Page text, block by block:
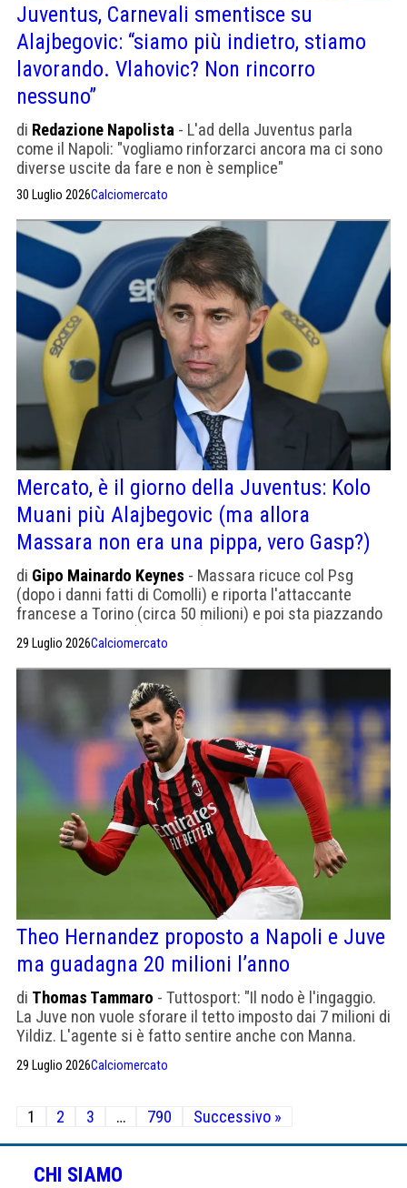
Juventus, Carnevali smentisce su
Alajbegovic: “siamo più indietro, stiamo
lavorando. Vlahovic? Non rincorro
nessuno”
di Redazione Napolista - L'ad della Juventus parla
come il Napoli: "vogliamo rinforzarci ancora ma ci sono
diverse uscite da fare e non è semplice"
30 Luglio 2026Calciomercato
Mercato, è il giorno della Juventus: Kolo
Muani più Alajbegovic (ma allora
Massara non era una pippa, vero Gasp?)
di Gipo Mainardo Keynes - Massara ricuce col Psg
(dopo i danni fatti di Comolli) e riporta l'attaccante
francese a Torino (circa 50 milioni) e poi sta piazzando
il colpo bosniaco (40 milioni) che già voleva portare alla
Roma. Strano che Alajbegovic giochi nella zolla di Yildiz.
La Roma invece ha preso Castro
29 Luglio 2026Calciomercato
Theo Hernandez proposto a Napoli e Juve
ma guadagna 20 milioni l’anno
di Thomas Tammaro - Tuttosport: "Il nodo è l'ingaggio.
La Juve non vuole sforare il tetto imposto dai 7 milioni di
Yildiz. L'agente si è fatto sentire anche con Manna.
29 Luglio 2026Calciomercato
Paginazione
degli
articoli
1 2 3 … 790 Successivo »
CHI SIAMO